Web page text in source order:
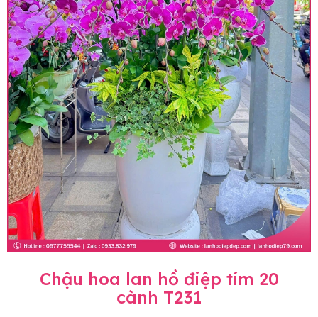
Chậu hoa lan hồ điệp tím 20
cành T231